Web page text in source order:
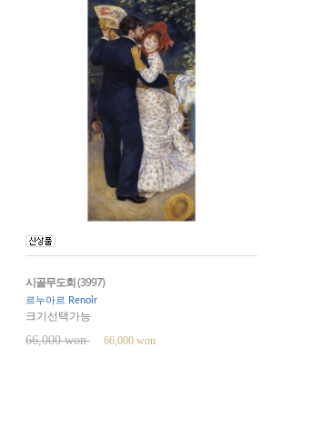
시골무도회 (3997)
르누아르 Renoir
크기선택가능
66,000 won 66,000 won